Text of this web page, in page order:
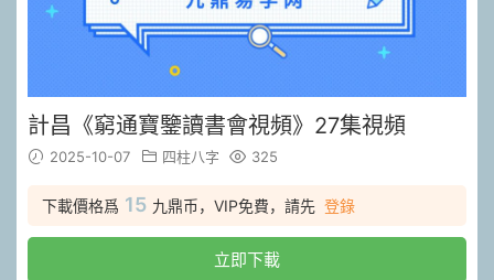
計昌《窮通寶鑒讀書會視頻》27集視頻
2025-10-07 四柱八字 325
下載價格爲 15 九鼎币，VIP免費，請先 登錄
立即下載